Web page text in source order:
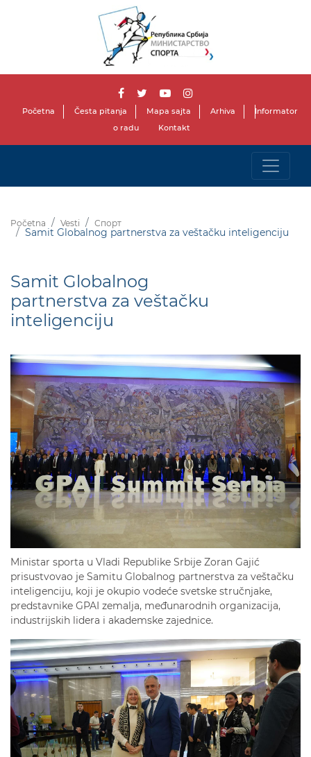
Početna Česta pitanja Mapa sajta Arhiva
Informator
o radu
Kontakt
Početna Vesti Спорт
Samit Globalnog partnerstva za veštačku inteligenciju
Samit Globalnog
partnerstva za veštačku
inteligenciju
Ministar sporta u Vladi Republike Srbije Zoran Gajić
prisustvovao je Samitu Globalnog partnerstva za veštačku
inteligenciju, koji je okupio vodeće svetske stručnjake,
predstavnike GPAI zemalja, međunarodnih organizacija,
industrijskih lidera i akademske zajednice.